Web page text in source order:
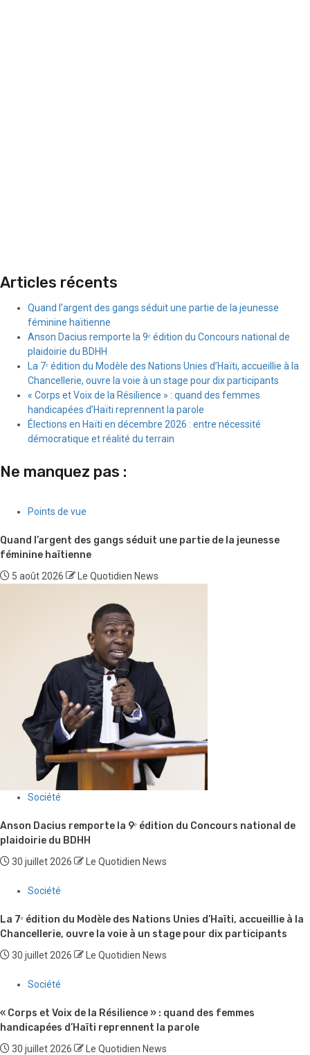
Articles récents
Quand l’argent des gangs séduit une partie de la jeunesse
féminine haïtienne
Anson Dacius remporte la 9ᵉ édition du Concours national de
plaidoirie du BDHH
La 7ᵉ édition du Modèle des Nations Unies d’Haïti, accueillie à la
Chancellerie, ouvre la voie à un stage pour dix participants
« Corps et Voix de la Résilience » : quand des femmes
handicapées d’Haïti reprennent la parole
Élections en Haïti en décembre 2026 : entre nécessité
démocratique et réalité du terrain
Ne manquez pas :
Points de vue
Quand l’argent des gangs séduit une partie de la jeunesse
féminine haïtienne
5 août 2026 Le Quotidien News
Société
Anson Dacius remporte la 9ᵉ édition du Concours national de
plaidoirie du BDHH
30 juillet 2026 Le Quotidien News
Société
La 7ᵉ édition du Modèle des Nations Unies d’Haïti, accueillie à la
Chancellerie, ouvre la voie à un stage pour dix participants
30 juillet 2026 Le Quotidien News
Société
« Corps et Voix de la Résilience » : quand des femmes
handicapées d’Haïti reprennent la parole
30 juillet 2026
Le Quotidien News